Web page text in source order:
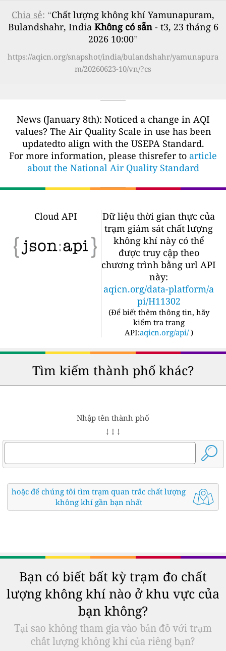
Chia sẻ: “Chất lượng không khí Yamunapuram,
Bulandshahr, India Không có sẵn- t3, 23 tháng 6
2026 10:00”
https://aqicn.org/snapshot/india/bulandshahr/yamunapura
m/20260623-10/vn/?cs
News (January 8th): Noticed a change in AQI
values? The Air Quality Scale in use has been
updatedto align with the USEPA Standard.
For more information, please thisrefer to article
about the National Air Quality Standard
Cloud API
Dữ liệu thời gian thực của
trạm giám sát chất lượng
không khí này có thể
được truy cập theo
chương trình bằng url API
này:
aqicn.org/data-platform/a
pi/H11302
(Để biết thêm thông tin, hãy
kiểm tra trang
API:aqicn.org/api/ )
Tìm kiếm thành phố khác?
Nhập tên thành phố
↓ ↓ ↓
hoặc để chúng tôi tìm trạm quan trắc chất lượng
không khí gần bạn nhất
Bạn có biết bất kỳ trạm đo chất
lượng không khí nào ở khu vực của
bạn không?
Tại sao không tham gia vào bản đồ với trạm
chất lượng không khí của riêng bạn?